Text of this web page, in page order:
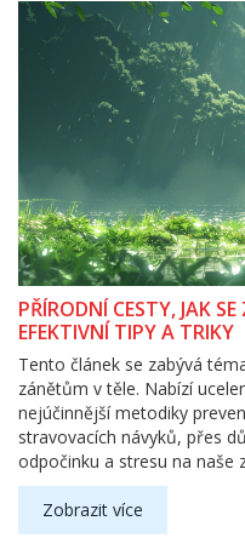
PŘÍRODNÍ CESTY, JAK
EFEKTIVNÍ TIPY A TRIKY
Tento článek se zabývá
zánětům v těle. Nabízí
nejúčinnější metodiky
stravovacích návyků, přes
odpočinku a stresu na naše
nejaktuálnější poznatky a
boji proti zánětu.
Zobrazit více